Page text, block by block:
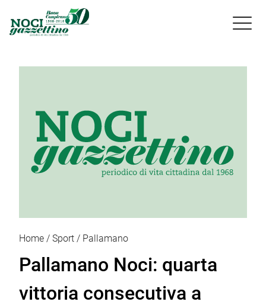

Home Sport Pallamano
Pallamano Noci: quarta
vittoria consecutiva a